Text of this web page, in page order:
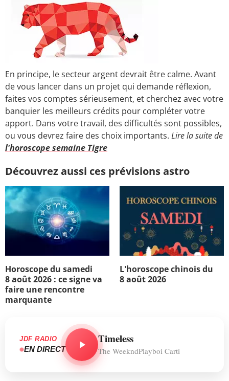
En principe, le secteur argent devrait être calme. Avant
de vous lancer dans un projet qui demande réflexion,
faites vos comptes sérieusement, et cherchez avec votre
banquier les meilleurs crédits pour compléter votre
apport. Dans votre travail, des difficultés sont possibles,
ou vous devrez faire des choix importants. Lire la suite de
l'horoscope semaine Tigre
Découvrez aussi ces prévisions astro
Horoscope du samedi
8 août 2026 : ce signe va
faire une rencontre
marquante
L'horoscope chinois du
8 août 2026
JDF RADIO
EN DIRECT
Timeless
The WeekndPlayboi Carti